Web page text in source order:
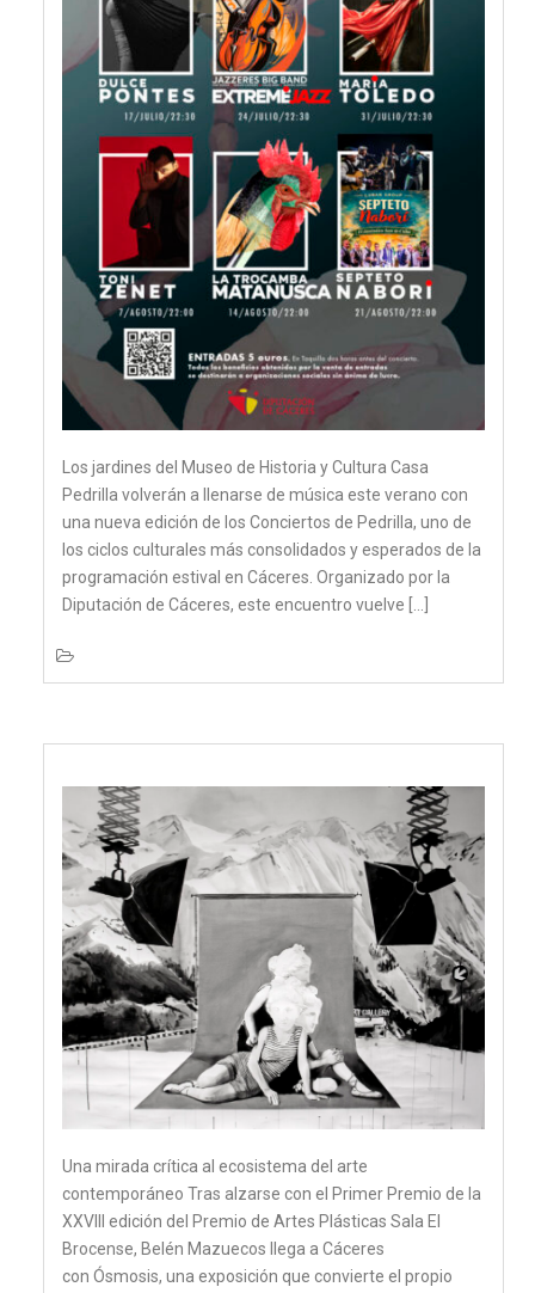
Los jardines del Museo de Historia y Cultura Casa
Pedrilla volverán a llenarse de música este verano con
una nueva edición de los Conciertos de Pedrilla, uno de
los ciclos culturales más consolidados y esperados de la
programación estival en Cáceres. Organizado por la
Diputación de Cáceres, este encuentro vuelve […]
Una mirada crítica al ecosistema del arte
contemporáneo Tras alzarse con el Primer Premio de la
XXVIII edición del Premio de Artes Plásticas Sala El
Brocense, Belén Mazuecos llega a Cáceres
con Ósmosis, una exposición que convierte el propio